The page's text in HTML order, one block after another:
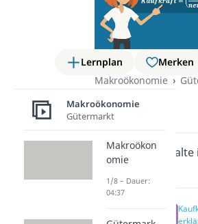
Lernplan Merken
Makroökonomie
Kaufkraft
Wichtige Inhalte
Makroökonomie
Gütermarkt
Makroökon
omie
1/8 – Dauer:
04:37